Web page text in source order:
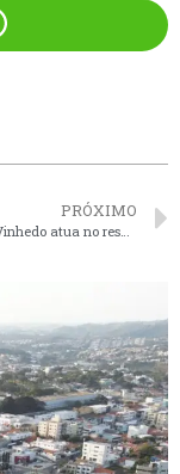
PRÓXIMO
Bombeiro de Vinhedo atua no resgate de vítimas das enchentes no RS